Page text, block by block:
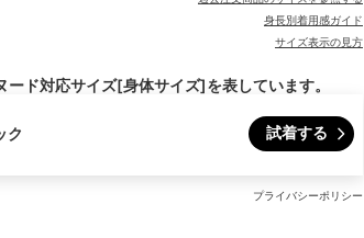
身長別着用感ガイド
サイズ表示の見方
ド対応サイズ[身体サイズ]を表しています。
ク 試着する
プライバシーポリシー